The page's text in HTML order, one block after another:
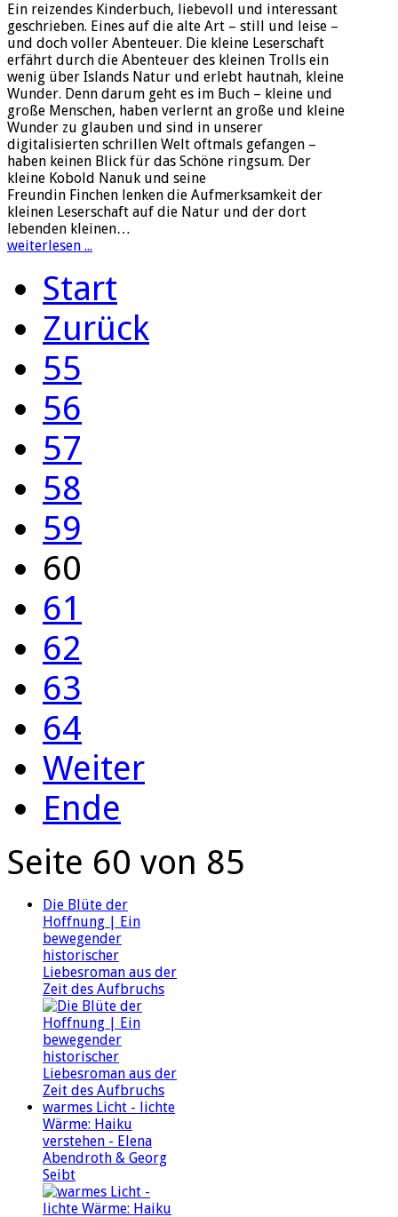
Ein reizendes Kinderbuch, liebevoll und interessant
geschrieben. Eines auf die alte Art – still und leise –
und doch voller Abenteuer. Die kleine Leserschaft
erfährt durch die Abenteuer des kleinen Trolls ein
wenig über Islands Natur und erlebt hautnah, kleine
Wunder. Denn darum geht es im Buch – kleine und
große Menschen, haben verlernt an große und kleine
Wunder zu glauben und sind in unserer
digitalisierten schrillen Welt oftmals gefangen –
haben keinen Blick für das Schöne ringsum. Der
kleine Kobold Nanuk und seine
Freundin Finchen lenken die Aufmerksamkeit der
kleinen Leserschaft auf die Natur und der dort
lebenden kleinen…
weiterlesen ...
Start
Zurück
55
56
57
58
59
60
61
62
63
64
Weiter
Ende
Seite 60 von 85
Die Blüte der
Hoffnung | Ein
bewegender
historischer
Liebesroman aus der
Zeit des Aufbruchs
warmes Licht - lichte
Wärme: Haiku
verstehen - Elena
Abendroth & Georg
Seibt